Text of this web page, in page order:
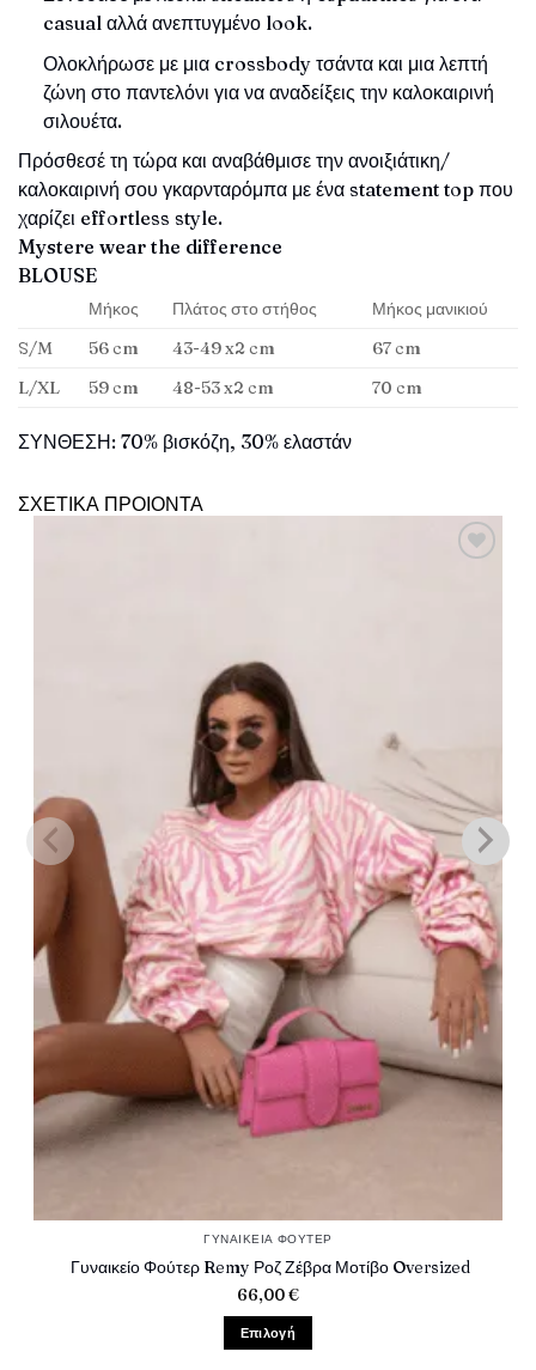
casual αλλά ανεπτυγμένο look.
Ολοκλήρωσε με μια crossbody τσάντα και μια λεπτή
ζώνη στο παντελόνι για να αναδείξεις την καλοκαιρινή
σιλουέτα.
Πρόσθεσέ τη τώρα και αναβάθμισε την ανοιξιάτικη/
καλοκαιρινή σου γκαρνταρόμπα με ένα statement top που
χαρίζει effortless style.
Mystere wear the difference
BLOUSE
Μήκος Πλάτος στο στήθος
Μήκος μανικιού
S/M
56 cm 43-49 x2 cm
67 cm
L/XL
59 cm 48-53 x2 cm 70 cm
ΣΥΝΘΕΣΗ: 70% βισκόζη, 30% ελαστάν
ΣΧΕΤΙΚΑ ΠΡΟΙΟΝΤΑ
ΓΥΝΑΙΚΕΊΑ ΦΟΎΤΕΡ
Γυναικείο Φούτερ Remy Ροζ Ζέβρα Μοτίβο Oversized
66,00€
Επιλογή